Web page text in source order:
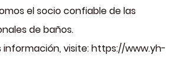
el socio confiable de las
de baños.
visite: https://www.yh-